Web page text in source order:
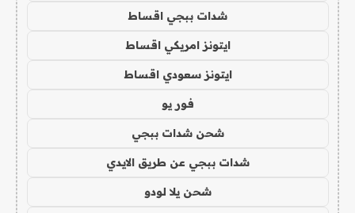
شدات ببجي اقساط
ايتونز امريكي اقساط
ايتونز سعودي اقساط
فور يو
شحن شدات ببجي
شدات ببجي عن طريق الايدي
شحن يلا لودو